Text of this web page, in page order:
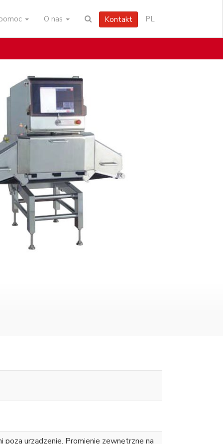
O nas Kontakt PL
urządzenie. Promienie zewnętrzne na